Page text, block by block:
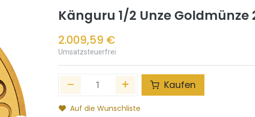
Känguru 1/2 Unze Goldmünze
2.009,59 €
Umsatzsteuerfrei
Kaufen
Auf die Wunschliste